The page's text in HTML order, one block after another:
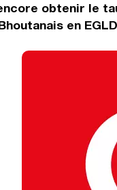
obtenir le
en